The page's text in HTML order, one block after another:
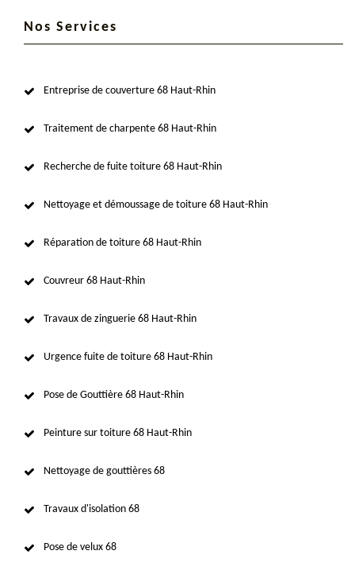
Nos Services
Entreprise de couverture 68 Haut-Rhin
Traitement de charpente 68 Haut-Rhin
Recherche de fuite toiture 68 Haut-Rhin
Nettoyage et démoussage de toiture 68 Haut-Rhin
Réparation de toiture 68 Haut-Rhin
Couvreur 68 Haut-Rhin
Travaux de zinguerie 68 Haut-Rhin
Urgence fuite de toiture 68 Haut-Rhin
Pose de Gouttière 68 Haut-Rhin
Peinture sur toiture 68 Haut-Rhin
Nettoyage de gouttières 68
Travaux d'isolation 68
Pose de velux 68